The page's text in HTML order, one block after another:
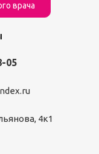
врача
05
4к1